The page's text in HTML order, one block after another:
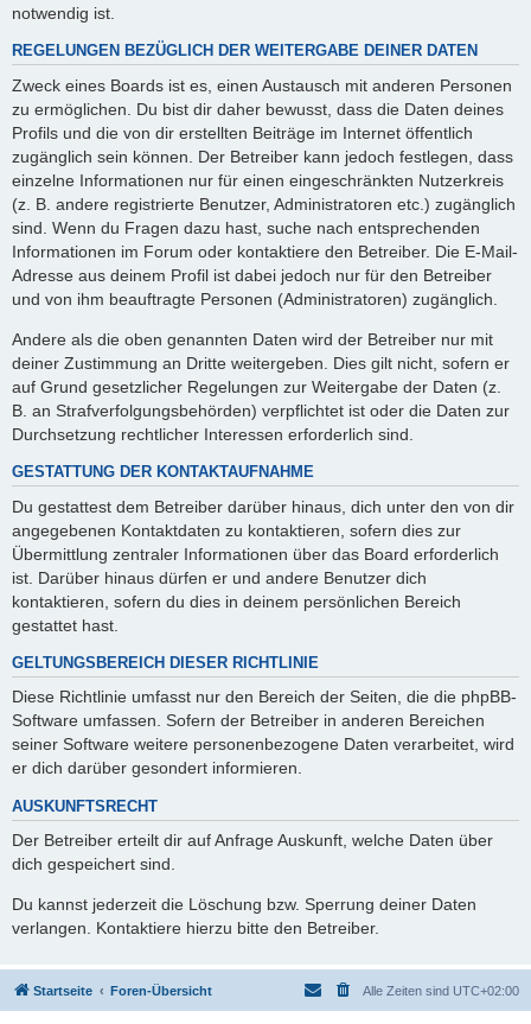
notwendig ist.
REGELUNGEN BEZÜGLICH DER WEITERGABE DEINER DATEN
Zweck eines Boards ist es, einen Austausch mit anderen Personen
zu ermöglichen. Du bist dir daher bewusst, dass die Daten deines
Profils und die von dir erstellten Beiträge im Internet öffentlich
zugänglich sein können. Der Betreiber kann jedoch festlegen, dass
einzelne Informationen nur für einen eingeschränkten Nutzerkreis
(z. B. andere registrierte Benutzer, Administratoren etc.) zugänglich
sind. Wenn du Fragen dazu hast, suche nach entsprechenden
Informationen im Forum oder kontaktiere den Betreiber. Die E-Mail-
Adresse aus deinem Profil ist dabei jedoch nur für den Betreiber
und von ihm beauftragte Personen (Administratoren) zugänglich.
Andere als die oben genannten Daten wird der Betreiber nur mit
deiner Zustimmung an Dritte weitergeben. Dies gilt nicht, sofern er
auf Grund gesetzlicher Regelungen zur Weitergabe der Daten (z.
B. an Strafverfolgungsbehörden) verpflichtet ist oder die Daten zur
Durchsetzung rechtlicher Interessen erforderlich sind.
GESTATTUNG DER KONTAKTAUFNAHME
Du gestattest dem Betreiber darüber hinaus, dich unter den von dir
angegebenen Kontaktdaten zu kontaktieren, sofern dies zur
Übermittlung zentraler Informationen über das Board erforderlich
ist. Darüber hinaus dürfen er und andere Benutzer dich
kontaktieren, sofern du dies in deinem persönlichen Bereich
gestattet hast.
GELTUNGSBEREICH DIESER RICHTLINIE
Diese Richtlinie umfasst nur den Bereich der Seiten, die die phpBB-
Software umfassen. Sofern der Betreiber in anderen Bereichen
seiner Software weitere personenbezogene Daten verarbeitet, wird
er dich darüber gesondert informieren.
AUSKUNFTSRECHT
Der Betreiber erteilt dir auf Anfrage Auskunft, welche Daten über
dich gespeichert sind.
Du kannst jederzeit die Löschung bzw. Sperrung deiner Daten
verlangen. Kontaktiere hierzu bitte den Betreiber.
Startseite Foren-Übersicht Alle Zeiten sind UTC+02:00